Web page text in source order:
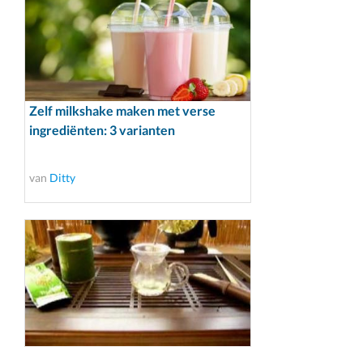
Zelf milkshake maken met verse
ingrediënten: 3 varianten
van Ditty